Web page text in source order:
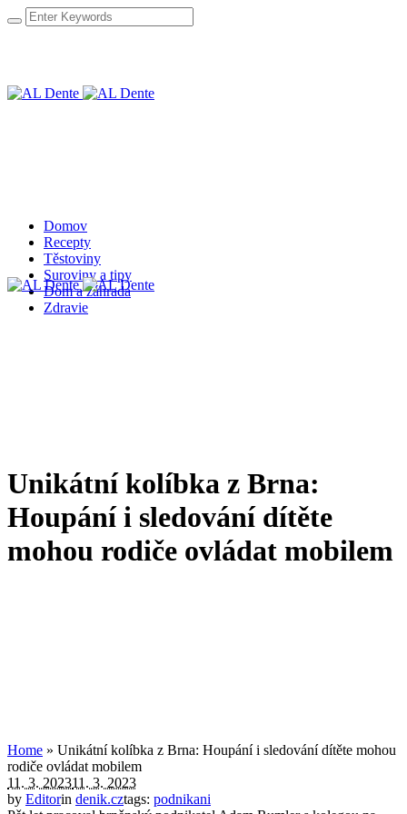
Domov
Recepty
Těstoviny
Suroviny a tipy
Dom a záhrada
Zdravie
Unikátní kolíbka z Brna:
Houpání i sledování dítěte
mohou rodiče ovládat mobilem
Home » Unikátní kolíbka z Brna: Houpání i sledování dítěte mohou
rodiče ovládat mobilem
11. 3. 202311. 3. 2023
by Editorin denik.cztags: podnikani